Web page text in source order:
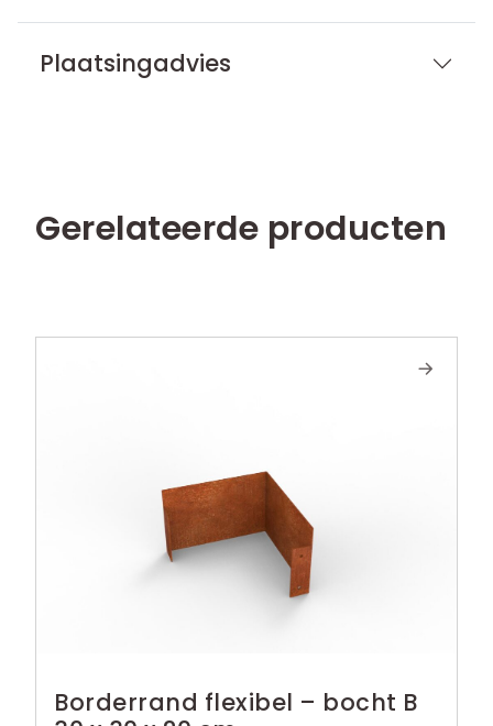
Plaatsingadvies
Gerelateerde producten
Borderrand flexibel – bocht B